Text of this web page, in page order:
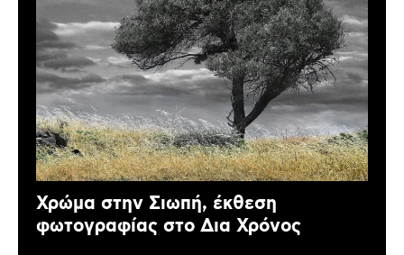
Χρώμα στην Σιωπή, έκθεση
φωτογραφίας στο Δια Χρόνος